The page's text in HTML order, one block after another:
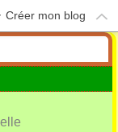
Créer mon blog